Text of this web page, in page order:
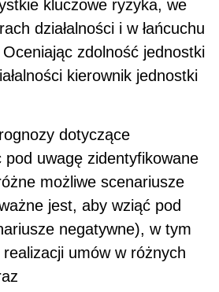
kluczowe ryzyka, we
działalności i w łańcuchu
zdolność jednostki
kierownik jednostki
dotyczące
pod uwagę zidentyfikowane
możliwe scenariusze
jest, aby wziąć pod
negatywne), w tym
umów w różnych